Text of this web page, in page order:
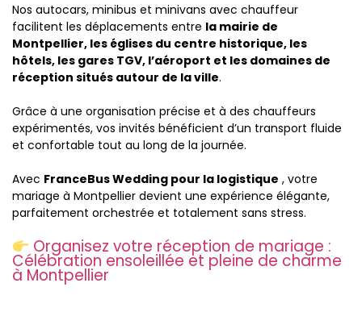
Nos autocars, minibus et minivans avec chauffeur
facilitent les déplacements entre la mairie de
Montpellier, les églises du centre historique, les
hôtels, les gares TGV, l’aéroport et les domaines de
réception situés autour de la ville.
Grâce à une organisation précise et à des chauffeurs
expérimentés, vos invités bénéficient d’un transport fluide
et confortable tout au long de la journée.
Avec FranceBus Wedding pour la logistique , votre
mariage à Montpellier devient une expérience élégante,
parfaitement orchestrée et totalement sans stress.
Organisez votre réception de mariage :
Célébration ensoleillée et pleine de charme
à Montpellier